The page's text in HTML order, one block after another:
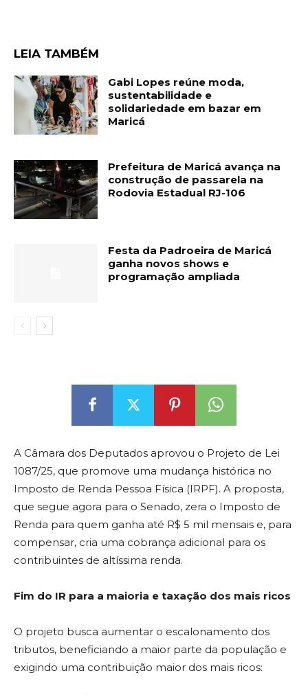
LEIA TAMBÉM
Gabi Lopes reúne moda,
sustentabilidade e
solidariedade em bazar em
Maricá
Prefeitura de Maricá avança na
construção de passarela na
Rodovia Estadual RJ-106
Festa da Padroeira de Maricá
ganha novos shows e
programação ampliada
A Câmara dos Deputados aprovou o Projeto de Lei
1087/25, que promove uma mudança histórica no
Imposto de Renda Pessoa Física (IRPF). A proposta,
que segue agora para o Senado, zera o Imposto de
Renda para quem ganha até R$ 5 mil mensais e, para
compensar, cria uma cobrança adicional para os
contribuintes de altíssima renda.
Fim do IR para a maioria e taxação dos mais ricos
O projeto busca aumentar o escalonamento dos
tributos, beneficiando a maior parte da população e
exigindo uma contribuição maior dos mais ricos: